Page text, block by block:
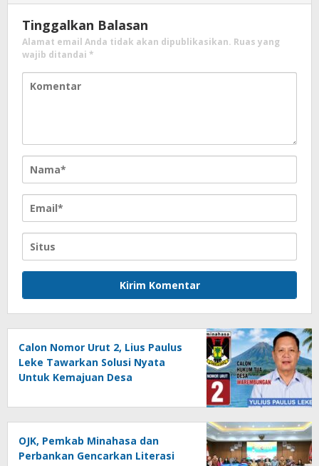
Tinggalkan Balasan
Alamat email Anda tidak akan dipublikasikan. Ruas yang
wajib ditandai *
Calon Nomor Urut 2, Lius Paulus
Leke Tawarkan Solusi Nyata
Untuk Kemajuan Desa
OJK, Pemkab Minahasa dan
Perbankan Gencarkan Literasi